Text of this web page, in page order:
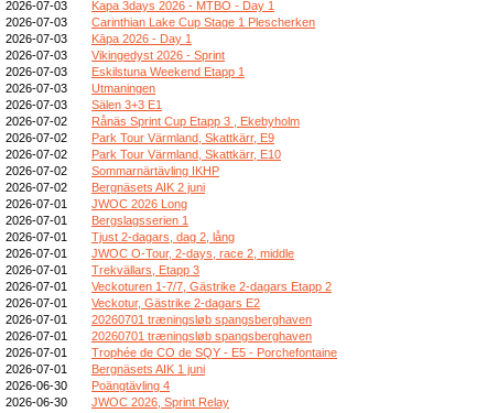
2026-07-03
Kapa 3days 2026 - MTBO - Day 1
2026-07-03
Carinthian Lake Cup Stage 1 Plescherken
2026-07-03
Kāpa 2026 - Day 1
2026-07-03
Vikingedyst 2026 - Sprint
2026-07-03
Eskilstuna Weekend Etapp 1
2026-07-03
Utmaningen
2026-07-03
Sälen 3+3 E1
2026-07-02
Rånäs Sprint Cup Etapp 3 , Ekebyholm
2026-07-02
Park Tour Värmland, Skattkärr, E9
2026-07-02
Park Tour Värmland, Skattkärr, E10
2026-07-02
Sommarnärtävling IKHP
2026-07-02
Bergnäsets AIK 2 juni
2026-07-01
JWOC 2026 Long
2026-07-01
Bergslagsserien 1
2026-07-01
Tjust 2-dagars, dag 2, lång
2026-07-01
JWOC O-Tour, 2-days, race 2, middle
2026-07-01
Trekvällars, Etapp 3
2026-07-01
Veckoturen 1-7/7, Gästrike 2-dagars Etapp 2
2026-07-01
Veckotur, Gästrike 2-dagars E2
2026-07-01
20260701 træningsløb spangsberghaven
2026-07-01
20260701 træningsløb spangsberghaven
2026-07-01
Trophée de CO de SQY - E5 - Porchefontaine
2026-07-01
Bergnäsets AIK 1 juni
2026-06-30
Poängtävling 4
2026-06-30
JWOC 2026, Sprint Relay